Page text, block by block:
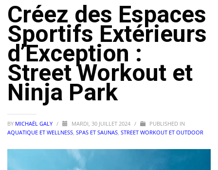
Créez des Espaces
Sportifs Extérieurs
d’Exception :
Street Workout et
Ninja Park
BY MICHAËL GALY / MARDI, 30 JUILLET 2024 /
PUBLISHED IN
AQUATIQUE ET WELLNESS, SPAS ET SAUNAS, STREET WORKOUT ET OUTDOOR